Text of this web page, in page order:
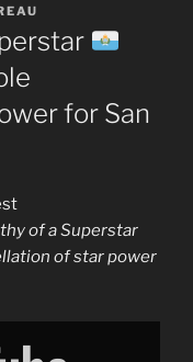
for San
of a Superstar
of star power